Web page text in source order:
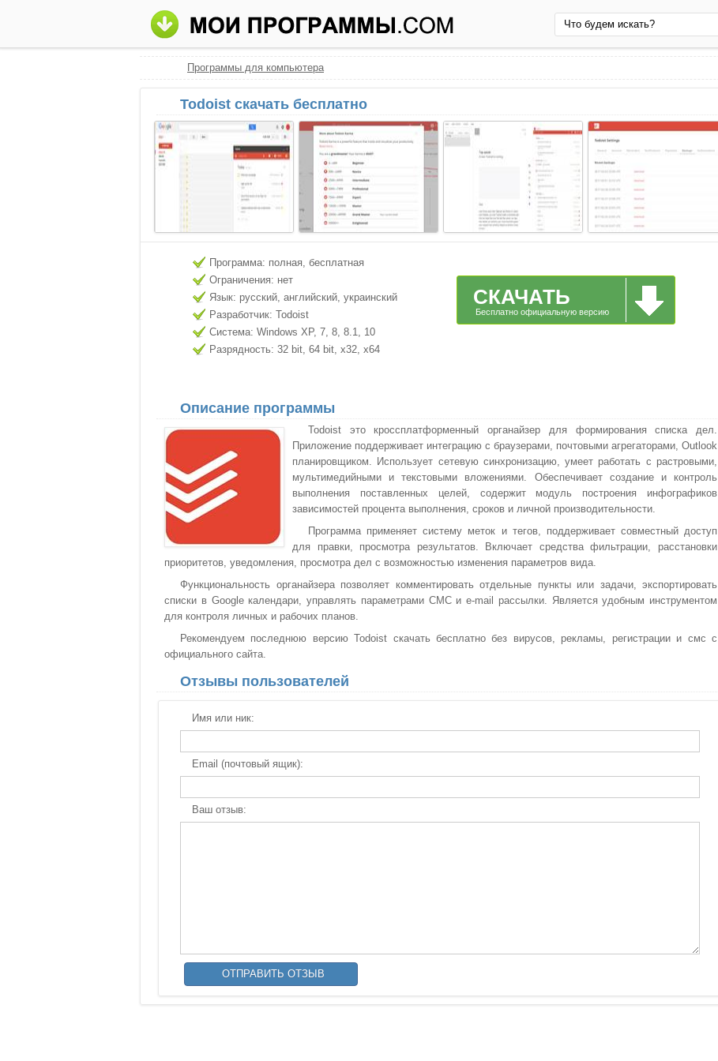
Программы для компьютера
Todoist скачать бесплатно
Программа: полная, бесплатная
Ограничения: нет
Язык: русский, английский, украинский
Разработчик: Todoist
Система: Windows XP, 7, 8, 8.1, 10
Разрядность: 32 bit, 64 bit, x32, x64
СКАЧАТЬ
Бесплатно официальную версию
Описание программы
Todoist это кроссплатформенный органайзер для формирования списка дел.
Приложение поддерживает интеграцию с браузерами, почтовыми агрегаторами, Outlook
планировщиком. Использует сетевую синхронизацию, умеет работать с растровыми,
мультимедийными и текстовыми вложениями. Обеспечивает создание и контроль
выполнения поставленных целей, содержит модуль построения инфографиков
зависимостей процента выполнения, сроков и личной производительности.
Программа применяет систему меток и тегов, поддерживает совместный доступ
для правки, просмотра результатов. Включает средства фильтрации, расстановки
приоритетов, уведомления, просмотра дел с возможностью изменения параметров вида.
Функциональность органайзера позволяет комментировать отдельные пункты или задачи, экспортировать
списки в Google календари, управлять параметрами СМС и e-mail рассылки. Является удобным инструментом
для контроля личных и рабочих планов.
Рекомендуем последнюю версию Todoist скачать бесплатно без вирусов, рекламы, регистрации и смс с
официального сайта.
Отзывы пользователей
Имя или ник:
Email (почтовый ящик):
Ваш отзыв: